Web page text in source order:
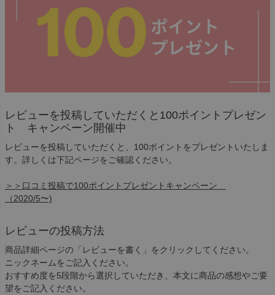
レビューを投稿していただくと100ポイントプレゼン
ト キャンペーン開催中
レビューを投稿していただくと、100ポイントをプレゼントいたしま
す。詳しくは下記ページをご確認ください。
＞＞口コミ投稿で100ポイントプレゼントキャンペーン
（2020/5〜)
レビューの投稿方法
商品詳細ページの「レビューを書く」をクリックしてください。
ニックネームをご記入ください。
おすすめ度を5段階から選択していただき、本文に商品の感想やご要
望をご記入ください。